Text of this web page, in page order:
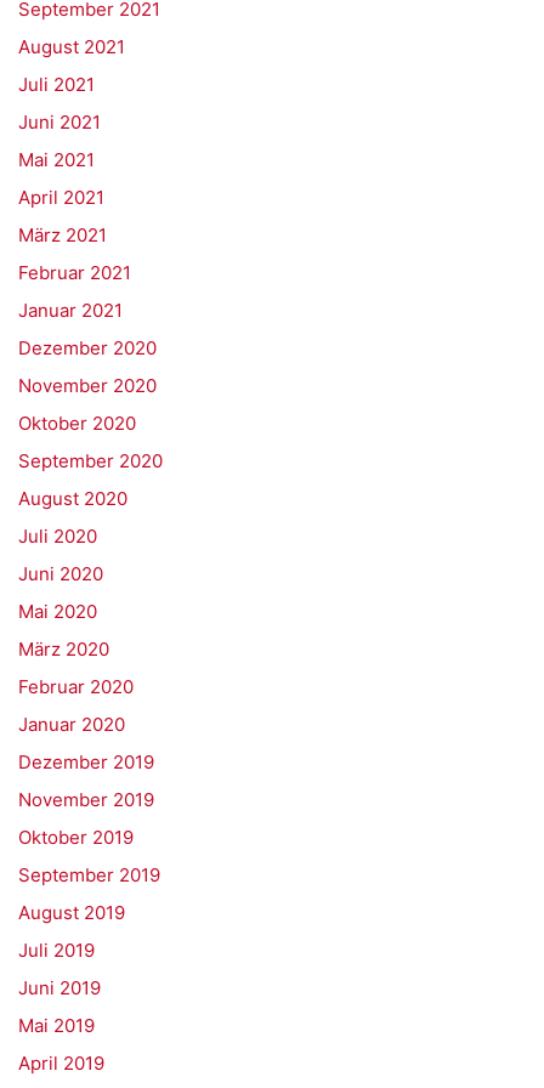
September 2021
August 2021
Juli 2021
Juni 2021
Mai 2021
April 2021
März 2021
Februar 2021
Januar 2021
Dezember 2020
November 2020
Oktober 2020
September 2020
August 2020
Juli 2020
Juni 2020
Mai 2020
März 2020
Februar 2020
Januar 2020
Dezember 2019
November 2019
Oktober 2019
September 2019
August 2019
Juli 2019
Juni 2019
Mai 2019
April 2019